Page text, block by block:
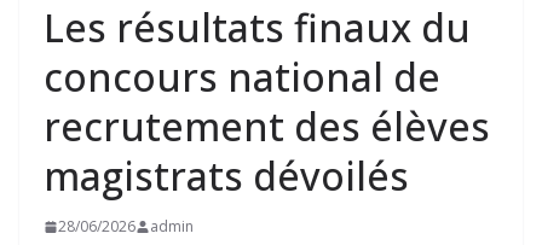
Les résultats finaux du
concours national de
recrutement des élèves
magistrats dévoilés
28/06/2026 admin